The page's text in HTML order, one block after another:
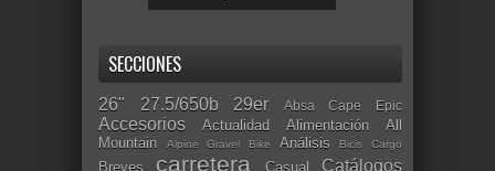
SECCIONES
26" 27.5/650b 29er Absa Cape Epic
Accesorios Actualidad Alimentación
All
Mountain
Alpine Gravel Bike Análisis Bicis Cargo
Breves carretera Casual Catálogos